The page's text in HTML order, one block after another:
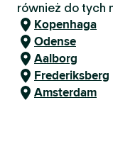
również do tych
Kopenhaga
Odense
Aalborg
Frederiksberg
Amsterdam